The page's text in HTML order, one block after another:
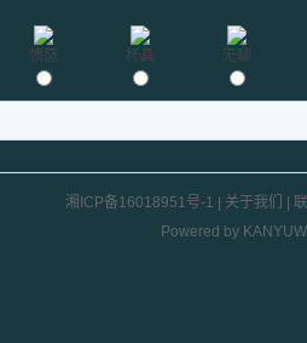
愤怒 杯具 无聊
湘ICP备16018951号-1 关于我们
Powered by KANYUW